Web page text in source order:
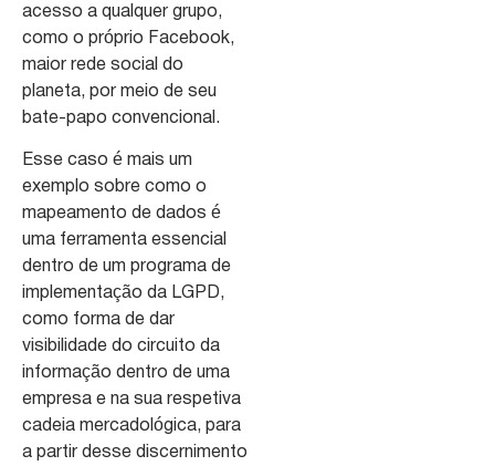
acesso a qualquer grupo,
como o próprio Facebook,
maior rede social do
planeta, por meio de seu
bate-papo convencional.
Esse caso é mais um
exemplo sobre como o
mapeamento de dados é
uma ferramenta essencial
dentro de um programa de
implementação da LGPD,
como forma de dar
visibilidade do circuito da
informação dentro de uma
empresa e na sua respetiva
cadeia mercadológica, para
a partir desse discernimento